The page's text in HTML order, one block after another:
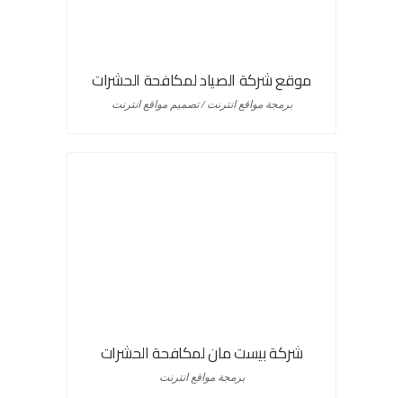
موقع شركة الصياد لمكافحة الحشرات
برمجة مواقع انترنت / تصميم مواقع انترنت
شركة بيست مان لمكافحة الحشرات
برمجة مواقع انترنت